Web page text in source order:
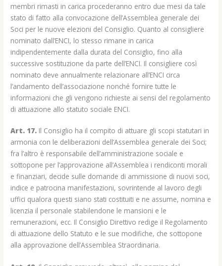
membri rimasti in carica procederanno entro due mesi da tale
stato di fatto alla convocazione dell’Assemblea generale dei
Soci per le nuove elezioni del Consiglio. Quanto al consigliere
nominato dall’ENCI, lo stesso rimane in carica
indipendentemente dalla durata del Consiglio, fino alla
successive sostituzione da parte dell’ENCI. Il consigliere così
nominato deve annualmente relazionare all’ENCI circa
l’andamento dell’associazione nonché fornire tutte le
informazioni che gli vengono richieste ai sensi del regolamento
di attuazione allo statuto sociale ENCI.
Art. 17. Il Consiglio ha il compito di attuare gli scopi statutari in
armonia con le deliberazioni dell’Assemblea generale dei Soci;
fra l’altro è responsabile dell’amministrazione sociale e
sottopone per l’approvazione all’Assemblea i rendiconti morali
e finanziari, decide sulle domande di ammissione di nuovi soci,
indice e patrocina manifestazioni, sovrintende al lavoro degli
uffici qualora questi siano stati costituiti e ne assume, nomina e
licenzia il personale stabilendone le mansioni e le
remunerazioni, ecc. Il Consiglio Direttivo redige il Regolamento
di attuazione dello Statuto e le sue modifiche, che sottopone
alla approvazione dell’Assemblea Straordinaria.